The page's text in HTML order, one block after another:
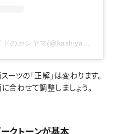
ーツの「正解」は変わります。
合わせて調整しましょう。
クトーンが基本